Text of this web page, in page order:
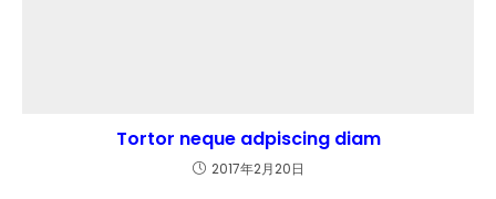
Tortor neque adpiscing diam
2017年2月20日